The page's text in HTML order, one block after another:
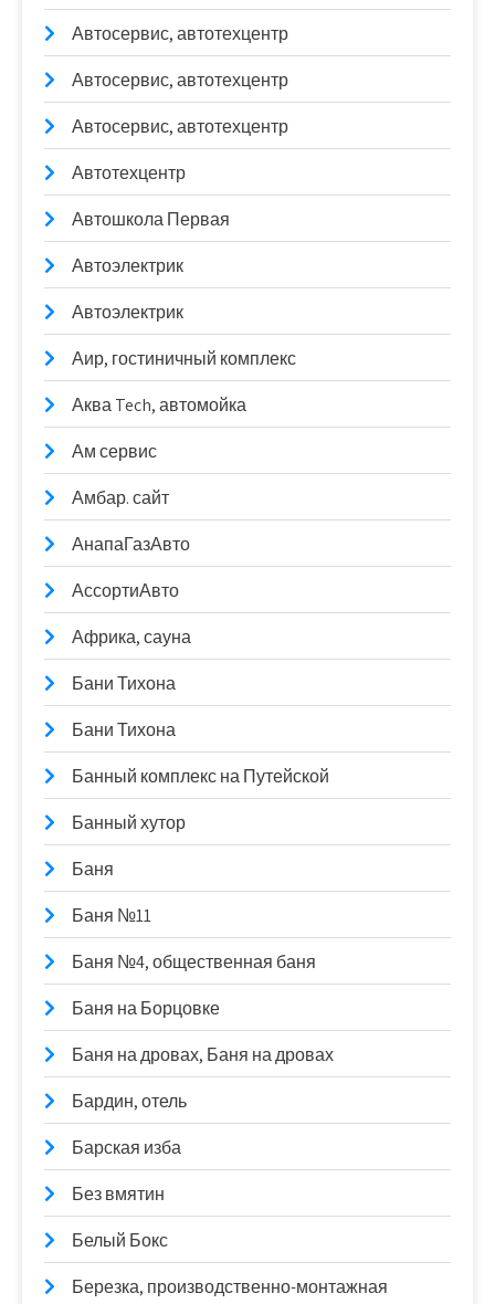
Автосервис, автотехцентр
Автосервис, автотехцентр
Автосервис, автотехцентр
Автотехцентр
Автошкола Первая
Автоэлектрик
Автоэлектрик
Аир, гостиничный комплекс
Аква Tech, автомойка
Ам сервис
Амбар. сайт
АнапаГазАвто
АссортиАвто
Африка, сауна
Бани Тихона
Бани Тихона
Банный комплекс на Путейской
Банный хутор
Баня
Баня №11
Баня №4, общественная баня
Баня на Борцовке
Баня на дровах, Баня на дровах
Бардин, отель
Барская изба
Без вмятин
Белый Бокс
Березка, производственно-монтажная